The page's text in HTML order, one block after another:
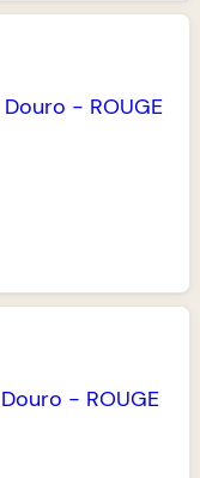
Douro - ROUGE
Douro - ROUGE